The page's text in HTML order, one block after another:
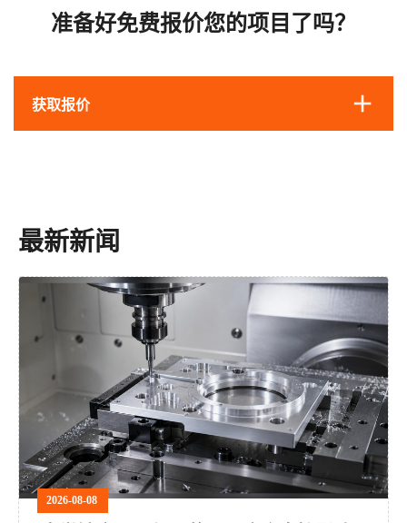
准备好免费报价您的项目了吗？
获取报价
最新新闻
2026-08-08